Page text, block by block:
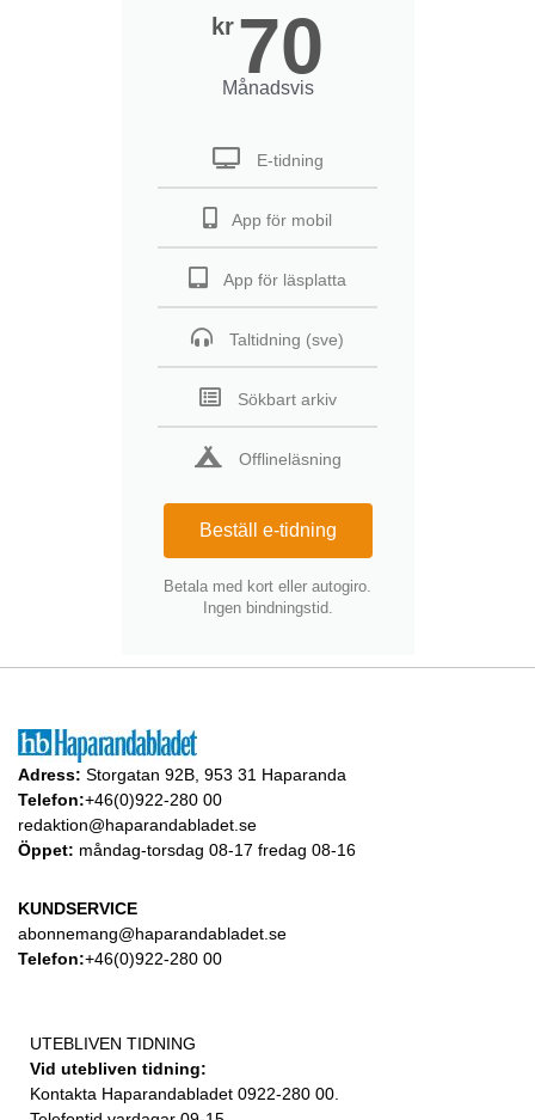
kr 70
Månadsvis
E-tidning
App för mobil
App för läsplatta
Taltidning (sve)
Sökbart arkiv
Offlineläsning
Beställ e-tidning
Betala med kort eller autogiro.
Ingen bindningstid.
Adress: Storgatan 92B, 953 31 Haparanda
Telefon:+46(0)922-280 00
redaktion@haparandabladet.se
Öppet: måndag-torsdag 08-17 fredag 08-16
KUNDSERVICE
abonnemang@haparandabladet.se
Telefon:+46(0)922-280 00
UTEBLIVEN TIDNING
Vid utebliven tidning:
Kontakta Haparandabladet 0922-280 00.